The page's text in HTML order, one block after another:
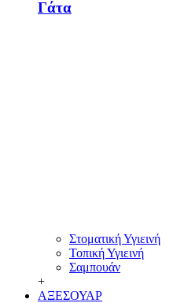
Γάτα
Στοματική Υγιεινή
Τοπική Υγιεινή
Σαμπουάν
+
ΑΞΕΣΟΥΑΡ